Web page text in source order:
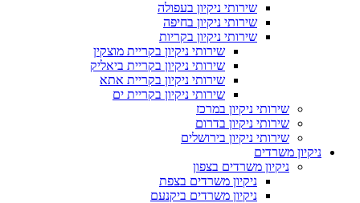
שירותי ניקיון בעפולה
שירותי ניקיון בחיפה
שירותי ניקיון בקריות
שירותי ניקיון בקריית מוצקין
שירותי ניקיון בקריית ביאליק
שירותי ניקיון בקריית אתא
שירותי ניקיון בקריית ים
שירותי ניקיון במרכז
שירותי ניקיון בדרום
שירותי ניקיון בירושלים
ניקיון משרדים
ניקיון משרדים בצפון
ניקיון משרדים בצפת
ניקיון משרדים ביקנעם